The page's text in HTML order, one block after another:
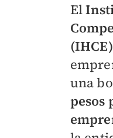
El
(IHCE)
una
pesos